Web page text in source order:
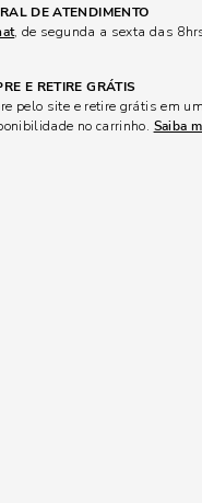
DE ATENDIMENTO
, de segunda a sexta das
E RETIRE GRÁTIS
pelo site e retire grátis em
no carrinho. Saiba